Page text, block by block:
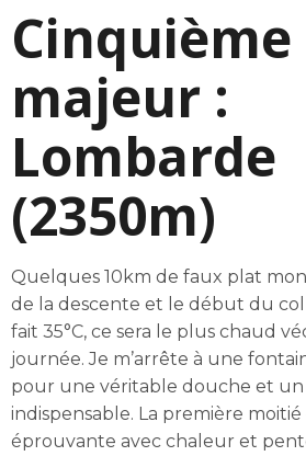
Cinquième
majeur :
Lombarde
(2350m)
Quelques 10km de faux plat
de la descente et le début du col
fait 35°C, ce sera le plus chaud
journée. Je m’arrête à une
pour une véritable douche et un
indispensable. La première
éprouvante avec chaleur et